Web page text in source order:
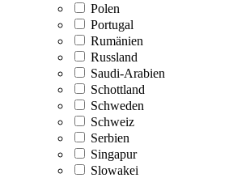
Polen
Portugal
Rumänien
Russland
Saudi-Arabien
Schottland
Schweden
Schweiz
Serbien
Singapur
Slowakei